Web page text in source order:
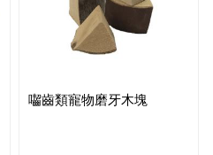
囓齒類寵物磨牙木塊